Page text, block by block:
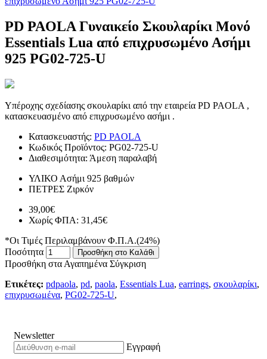
PD PAOLA Γυναικείο Σκουλαρίκι Μονό
Essentials Lua από επιχρυσωμένο Ασήμι
925 PG02-725-U
Υπέροχης σχεδίασης σκουλαρίκι από την εταιρεία PD PAOLA ,
κατασκευασμένο από επιχρυσωμένο ασήμι .
Κατασκευαστής: PD PAOLA
Κωδικός Προϊόντος: PG02-725-U
Διαθεσιμότητα: Άμεση παραλαβή
ΥΛΙΚΟ Ασήμι 925 βαθμών
ΠΕΤΡΕΣ Ζιρκόν
39,00€
Χωρίς ΦΠΑ: 31,45€
*Οι Τιμές Περιλαμβάνουν Φ.Π.Α.(24%)
Ποσότητα
Προσθήκη στο Καλάθι
Προσθήκη στα Αγαπημένα Σύγκριση
Ετικέτες: pdpaola, pd, paola, Essentials Lua, earrings, σκουλαρίκι,
επιχρυσωμένα, PG02-725-U,
Newsletter
Εγγραφή